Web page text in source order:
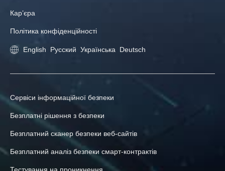
Кар’єра
Політика конфіденційності
English Русский Українська Deutsch
Сервіси інформаційної безпеки
Безплатні рішення з безпеки
Безплатний сканер безпеки веб-сайтів
Безплатний аналіз безпеки смарт-контрактів